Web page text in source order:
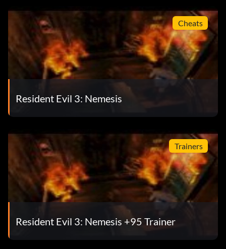
Cheats
Resident Evil 3: Nemesis
Trainers
Resident Evil 3: Nemesis +95 Trainer